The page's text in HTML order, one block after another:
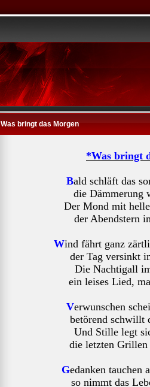
Was bringt das Morgen
*Was bringt
Bald schläft das
die Dämmerung
Der Mond mit
der Abendstern
Wind fährt ganz
der Tag versinkt
Die Nachtigall
ein leises Lied,
Verwunschen
betörend schwillt
Und Stille legt
die letzten Grillen
Gedanken tauchen
so nimmt das